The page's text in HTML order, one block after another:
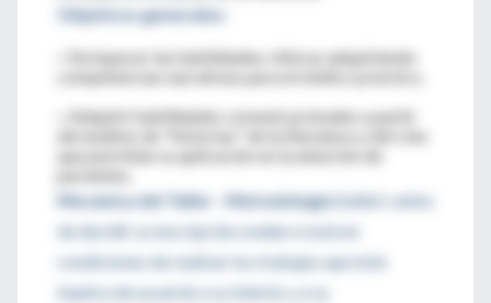
Objetivos generales:
» Enriquecer las habilidades clínicas adquiriendo
» Adquirir habilidades comunicacionales a partir
del análisis de "historias" de la literatura y del cine
Mecánica del Taller - Metodología(taller): antes
de decidir su inscripción evalúe si está en
condiciones de realizar los trabajos que éste
implica de acuerdo a su interés y a su